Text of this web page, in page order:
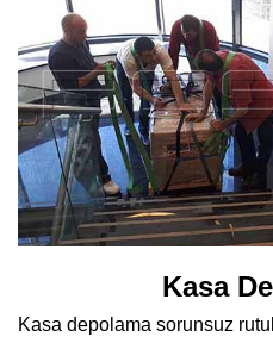
Kasa
Kasa depolama sorunsuz